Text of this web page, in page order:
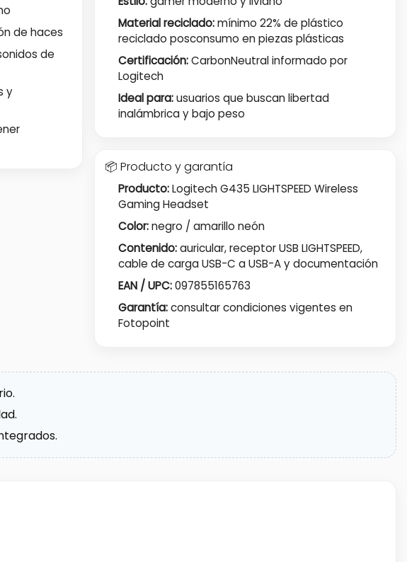
de haces
de
y
Material reciclado:mínimo 22% de plástico
reciclado posconsumo en piezas plásticas
Certificación:CarbonNeutral informado por
Logitech
Ideal para:usuarios que buscan libertad
inalámbrica y bajo peso
📦 Producto y garantía
Producto:Logitech G435 LIGHTSPEED Wireless
Gaming Headset
Color:negro / amarillo neón
Contenido:auricular, receptor USB LIGHTSPEED,
cable de carga USB-C a USB-A y documentación
EAN / UPC:097855165763
Garantía:consultar condiciones vigentes en
Fotopoint